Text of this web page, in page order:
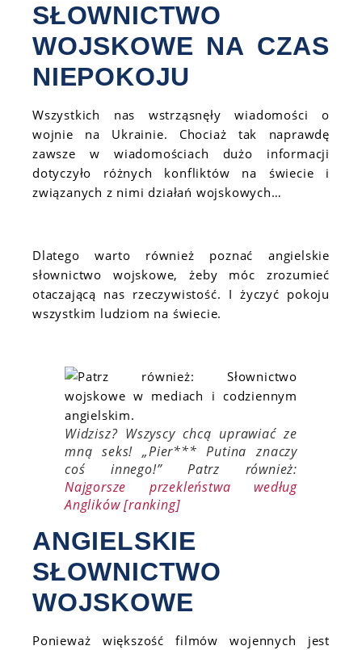
SŁOWNICTWO
WOJSKOWE NA CZAS
NIEPOKOJU
Wszystkich nas wstrząsnęły wiadomości o
wojnie na Ukrainie. Chociaż tak naprawdę
zawsze w wiadomościach dużo informacji
dotyczyło różnych konfliktów na świecie i
związanych z nimi działań wojskowych…
Dlatego warto również poznać angielskie
słownictwo wojskowe, żeby móc zrozumieć
otaczającą nas rzeczywistość. I życzyć pokoju
wszystkim ludziom na świecie.
Widzisz? Wszyscy chcą uprawiać ze
mną seks! „Pier*** Putina znaczy
coś innego!” Patrz również:
Najgorsze przekleństwa według
Anglików [ranking]
ANGIELSKIE
SŁOWNICTWO
WOJSKOWE
Ponieważ większość filmów wojennych jest